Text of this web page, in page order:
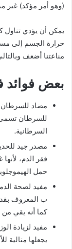
(وهو أمر مؤكد) غير
يمكن أن يؤدي تناول
حرارة الجسم إلى
مناعتنا أضعف
بعض فوائد
مضاد
للسرطان تسمى
السرطانية.
مصدر جيد
فقر الدم،
حمل
مفيد لصحة
ب المعروف
كما أنه يقي
مفيد لزيادة
يجعلها مثالية